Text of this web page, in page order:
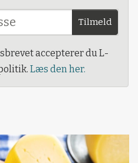
Tilmeld
accepterer du L-
Læs den her.